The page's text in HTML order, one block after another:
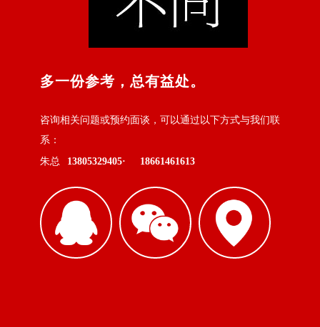
多一份参考，总有益处。
咨询相关问题或预约面谈，可以通过以下方式与我们联
系：
朱总
13805329405· 18661461613